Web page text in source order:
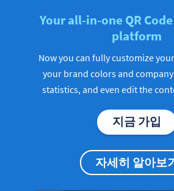
Your all-in-one QR
platform
Now you can fully customize
your brand colors and
statistics, and even edit the
지금 가입
자세히 알아보기